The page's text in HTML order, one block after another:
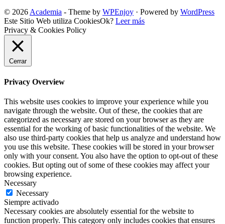
© 2026 Academia - Theme by WPEnjoy · Powered by WordPress
Este Sitio Web utiliza CookiesOk? Leer más
Privacy & Cookies Policy
Cerrar
Privacy Overview
This website uses cookies to improve your experience while you
navigate through the website. Out of these, the cookies that are
categorized as necessary are stored on your browser as they are
essential for the working of basic functionalities of the website. We
also use third-party cookies that help us analyze and understand how
you use this website. These cookies will be stored in your browser
only with your consent. You also have the option to opt-out of these
cookies. But opting out of some of these cookies may affect your
browsing experience.
Necessary
Necessary
Siempre activado
Necessary cookies are absolutely essential for the website to
function properly. This category only includes cookies that ensures